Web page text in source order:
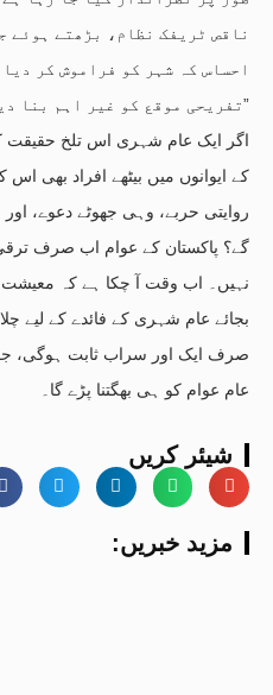
ناقص ٹریفک نظام، بڑھتے ہوئے
احساس کہ شہر کو فراموش کر
تفریحی موقع کو غیر اہم بنا دیتا ہے۔”
اگر ایک عام شہری اس تلخ حقیقت
کے ایوانوں میں بیٹھے افراد بھی
روایتی حربے، وہی جھوٹے دعوے،
گے؟ پاکستان کے عوام اب صرف
نہیں۔ اب وقت آ چکا ہے کہ
بجائے عام شہری کے فائدے کے لیے
صرف ایک اور سراب ثابت ہوگی،
عام عوام کو ہی بھگتنا پڑے گا۔
شیئر کریں
:مزید خبریں